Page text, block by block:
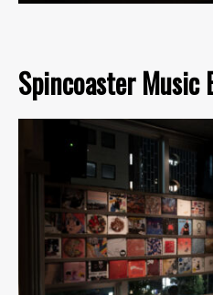
Spincoaster Music